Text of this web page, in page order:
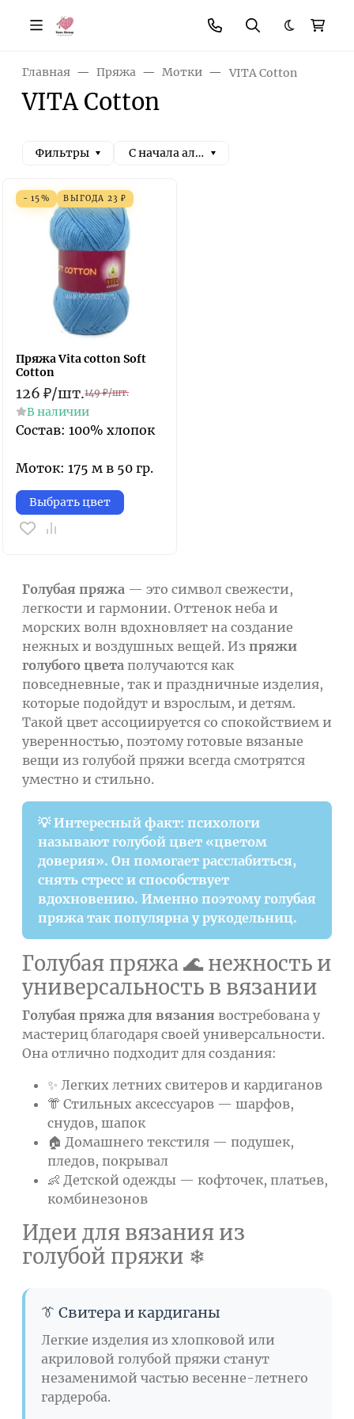
Темная
Главная Пряжа Мотки VITA Cotton
VITA Cotton
Фильтры С начала алфавита
- 15% ВЫГОДА 23 ₽
Пряжа Vita cotton Soft
Cotton
126 ₽/шт.149 ₽/шт.
В наличии
Состав: 100% хлопок
Моток: 175 м в 50 гр.
Выбрать цвет
Голубая пряжа — это символ свежести,
легкости и гармонии. Оттенок неба и
морских волн вдохновляет на создание
нежных и воздушных вещей. Из пряжи
голубого цвета получаются как
повседневные, так и праздничные изделия,
которые подойдут и взрослым, и детям.
Такой цвет ассоциируется со спокойствием и
уверенностью, поэтому готовые вязаные
вещи из голубой пряжи всегда смотрятся
уместно и стильно.
💡 Интересный факт: психологи
называют голубой цвет «цветом
доверия». Он помогает расслабиться,
снять стресс и способствует
вдохновению. Именно поэтому голубая
пряжа так популярна у рукодельниц.
Голубая пряжа 🌊 нежность и
универсальность в вязании
Голубая пряжа для вязания востребована у
мастериц благодаря своей универсальности.
Она отлично подходит для создания:
✨ Легких летних свитеров и кардиганов
👘 Стильных аксессуаров — шарфов,
снудов, шапок
🏠 Домашнего текстиля — подушек,
пледов, покрывал
👶 Детской одежды — кофточек, платьев,
комбинезонов
Идеи для вязания из
голубой пряжи ❄
👔 Свитера и кардиганы
Легкие изделия из хлопковой или
акриловой голубой пряжи станут
незаменимой частью весенне-летнего
гардероба.